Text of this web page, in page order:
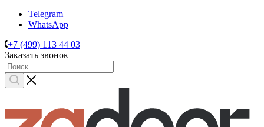
Telegram
WhatsApp
+7 (499) 113 44 03
Заказать звонок